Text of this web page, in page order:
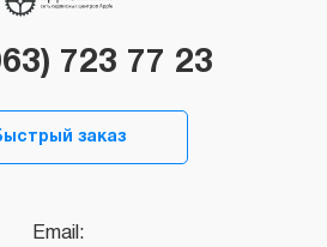
723 77 23
заказ
Email: